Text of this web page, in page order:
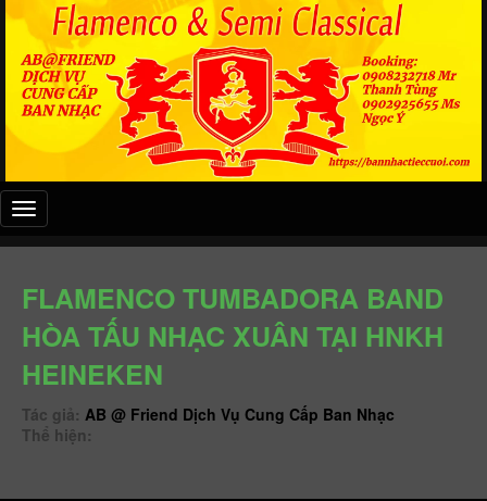
Đây
là
menu
FLAMENCO TUMBADORA BAND
HÒA TẤU NHẠC XUÂN TẠI HNKH
HEINEKEN
Tác giả: AB @ Friend Dịch Vụ Cung Cấp Ban Nhạc
Thể hiện: